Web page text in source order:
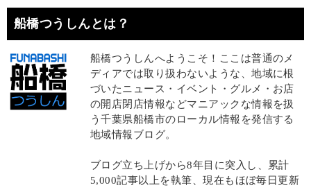
船橋つうしんとは？
船橋つうしんへようこそ！ここは普通のメ
ディアでは取り扱わないような、地域に根
づいたニュース・イベント・グルメ・お店
の開店閉店情報などマニアックな情報を扱
う千葉県船橋市のローカル情報を発信する
地域情報ブログ。
ブログ立ち上げから8年目に突入し、累計
5,000記事以上を執筆、現在もほぼ毎日更新